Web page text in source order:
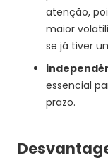
atenção,
maior
se já tiver
essencial
prazo.